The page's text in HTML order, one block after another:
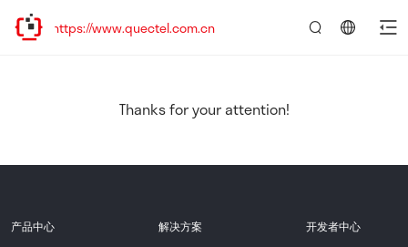
新址：https://www.quectel.com.cn
Thanks for your attention!
产品中心 解决方案 开发者中心